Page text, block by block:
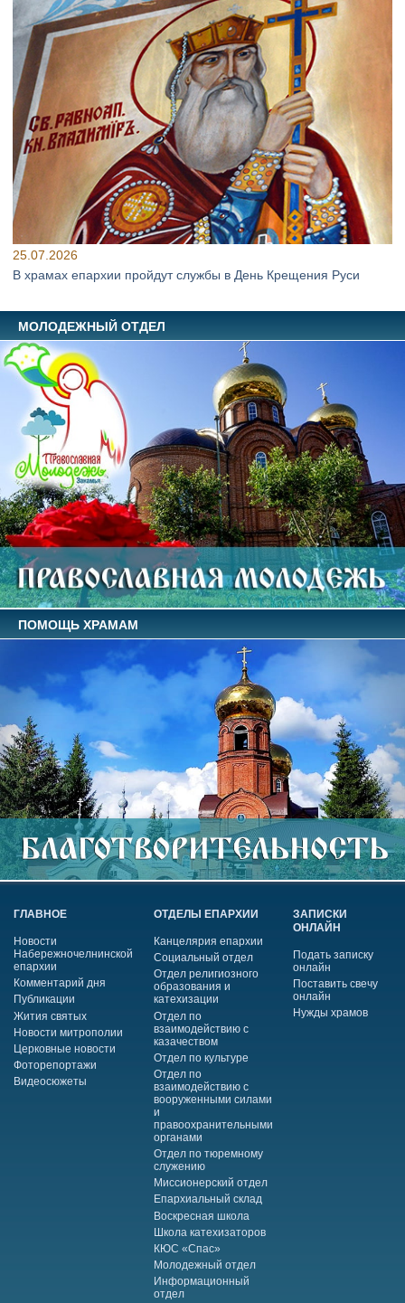
25.07.2026
В храмах епархии пройдут службы в День Крещения Руси
МОЛОДЕЖНЫЙ ОТДЕЛ
ПОМОЩЬ ХРАМАМ
ГЛАВНОЕ
Новости
Набережночелнинской
епархии
Комментарий дня
Публикации
Жития святых
Новости митрополии
Церковные новости
Фоторепортажи
Видеосюжеты
ОТДЕЛЫ ЕПАРХИИ
Канцелярия епархии
Социальный отдел
Отдел религиозного
образования и
катехизации
Отдел по
взаимодействию с
казачеством
Отдел по культуре
Отдел по
взаимодействию с
вооруженными силами
и
правоохранительными
органами
Отдел по тюремному
служению
Миссионерский отдел
Епархиальный склад
Воскресная школа
Школа катехизаторов
КЮС «Спас»
Молодежный отдел
Информационный
отдел
ЗАПИСКИ
ОНЛАЙН
Подать записку
онлайн
Поставить свечу
онлайн
Нужды храмов